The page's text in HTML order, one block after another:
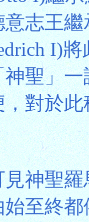
志王
I)
聖」
對於
神聖
至終